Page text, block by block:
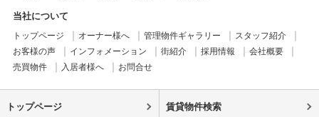
当社について
トップページ オーナー様へ 管理物件ギャラリー
スタッフ紹介
お客様の声
インフォメーション 街紹介 採用情報
会社概要
売買物件
入居者様へ お問合せ
トップページ 賃貸物件検索